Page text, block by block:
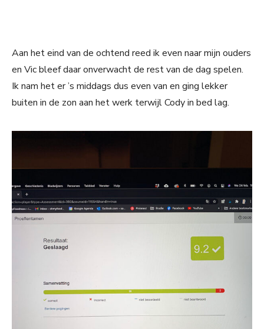
Aan het eind van de ochtend reed ik even naar mijn ouders
en Vic bleef daar onverwacht de rest van de dag spelen.
Ik nam het er ’s middags dus even van en ging lekker
buiten in de zon aan het werk terwijl Cody in bed lag.